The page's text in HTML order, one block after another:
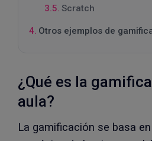
Scratch
Otros ejemplos de
¿Qué es la
aula?
La gamificación se basa